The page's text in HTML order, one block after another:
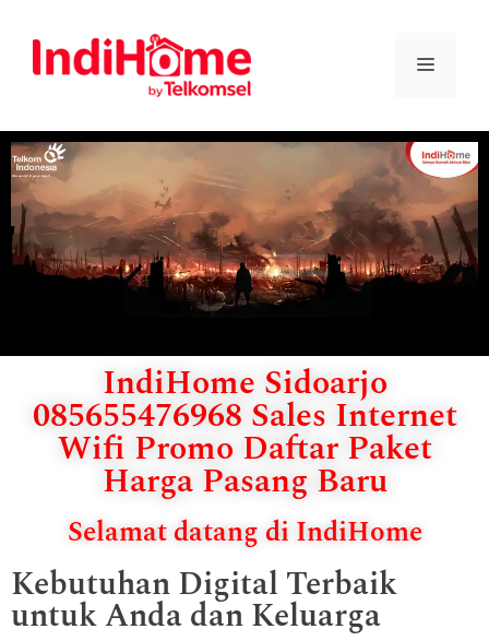
IndiHome Sidoarjo
085655476968 Sales Internet
Wifi Promo Daftar Paket
Harga Pasang Baru
Selamat datang di IndiHome
Kebutuhan Digital Terbaik
untuk Anda dan Keluarga